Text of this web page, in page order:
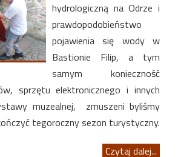
hydrologiczną na Odrze i
prawdopodobieństwo
pojawienia się wody w
Bastionie Filip, a tym
samym konieczność
sprzętu elektronicznego i innych
muzealnej, zmuszeni byliśmy
tegoroczny sezon turystyczny.
Czytaj dalej...